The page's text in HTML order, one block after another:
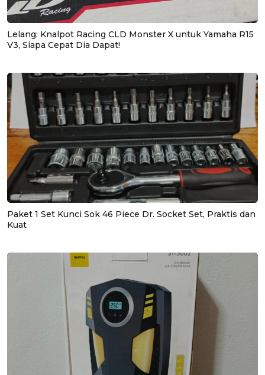
Lelang: Knalpot Racing CLD Monster X untuk Yamaha R15
V3, Siapa Cepat Dia Dapat!
Paket 1 Set Kunci Sok 46 Piece Dr. Socket Set, Praktis dan
Kuat